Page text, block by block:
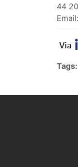
44
Email:
Tags: